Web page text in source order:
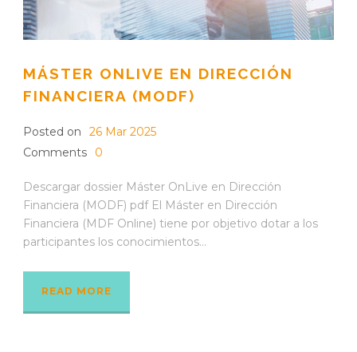
MÁSTER ONLIVE EN DIRECCIÓN
FINANCIERA (MODF)
Posted on
26 Mar 2025
Comments
0
Descargar dossier Máster OnLive en Dirección
Financiera (MODF) pdf El Máster en Dirección
Financiera (MDF Online) tiene por objetivo dotar a los
participantes los conocimientos...
READ MORE